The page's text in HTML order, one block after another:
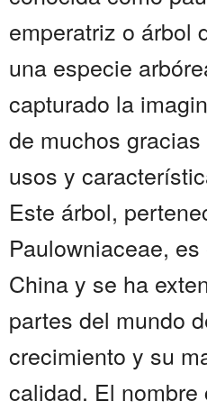
emperatriz o árbol
una especie
capturado la
de muchos
usos y
Este árbol,
Paulowniaceae,
China y se ha
partes del mundo
crecimiento y su
calidad. El nombre